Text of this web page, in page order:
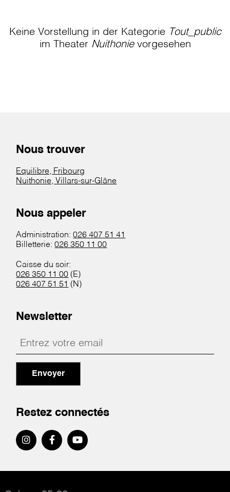
Keine Vorstellung in der Kategorie Tout_public
im Theater Nuithonievorgesehen
Nous trouver
Equilibre, Fribourg
Nuithonie, Villars-sur-Glâne
Nous appeler
Administration:026 407 51 41
Billetterie:026 350 11 00
Caisse du soir:
026 350 11 00 (E)
026 407 51 51 (N)
Newsletter
Envoyer
Restez connectés